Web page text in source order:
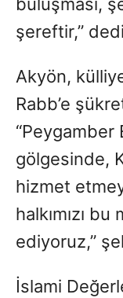
buluşması,
şereftir,”
Akyön,
Rabb’e
gölgesinde,
hizmet
halkımızı
ediyoruz,”
İslami